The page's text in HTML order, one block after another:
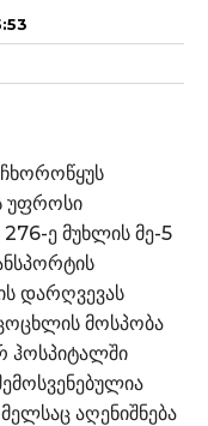
უფროსი
276-ე მუხლის მე-5
დარღვევას
მოსპობა
ჰოსპიტალში
აღენიშნება